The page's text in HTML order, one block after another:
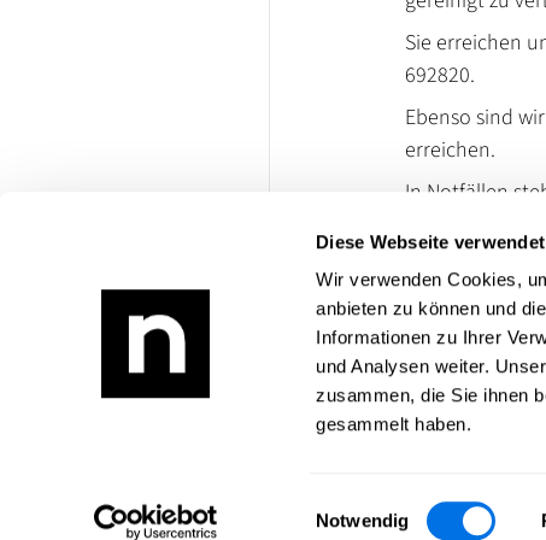
Diese Webseite
Wir verwenden Cookies,
anbieten zu können und
Informationen zu Ihrer
und Analysen weiter.
zusammen, die Sie ihnen
gesammelt haben.
Einwilligungsauswahl
Notwendig
Sie erreichen
692820.
Ebenso sind
erreichen.
In Notfällen
Die
121000 an.
Website